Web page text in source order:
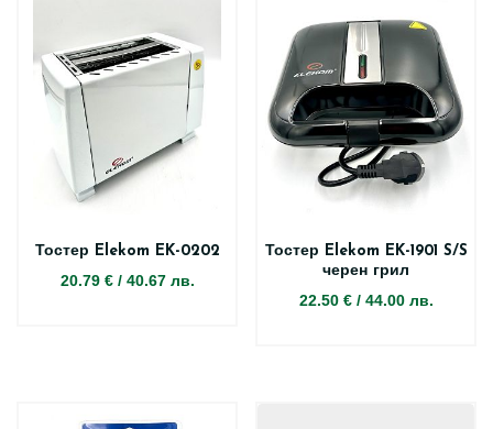
Тостер Elekom EK-0202
20.79 €/ 40.67 лв.
Тостер Elekom EK-1901 S/S
черен грил
22.50 €/ 44.00 лв.